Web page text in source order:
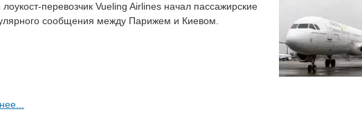
лоукост-перевозчик Vueling Airlines начал пассажирские
сообщения между Парижем и Киевом.